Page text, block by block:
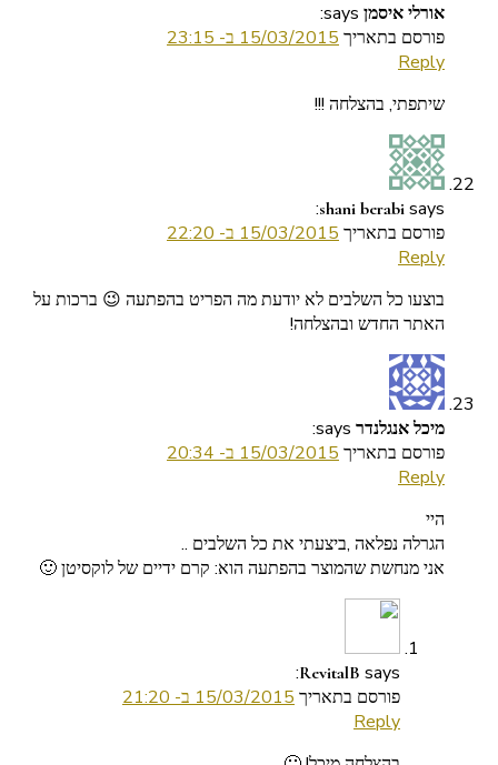
אורלי איסמן says:
פורסם בתאריך 15/03/2015 ב- 23:15
Reply
שיתפתי, בהצלחה !!!
shani berabi says:
פורסם בתאריך 15/03/2015 ב- 22:20
Reply
בוצעו כל השלבים לא יודעת מה הפריט בהפתעה 😉 ברכות על
האתר החדש ובהצלחה!
מיכל אנגלנדר says:
פורסם בתאריך 15/03/2015 ב- 20:34
Reply
היי
הגרלה נפלאה ,ביצעתי את כל השלבים ..
אני מנחשת שהמוצר בהפתעה הוא: קרם ידיים של לוקסיטן 🙂
RevitalB says:
פורסם בתאריך 15/03/2015 ב- 21:20
Reply